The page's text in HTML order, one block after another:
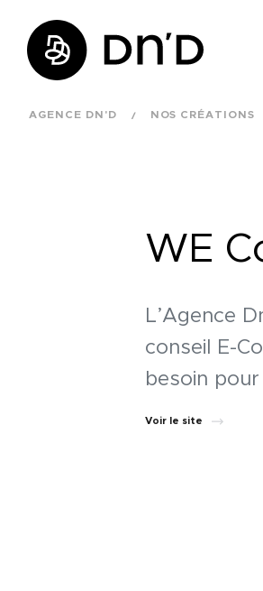
AGENCE DN'D NOS CRÉATIONS
WE
L’Agence
conseil E-
besoin
Voir le site